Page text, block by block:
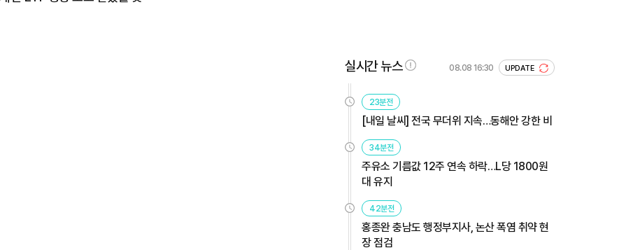
실시간 뉴스 08.08 16:30 UPDATE
23분전
[내일 날씨] 전국 무더위 지속…동해안 강한 비
34분전
주유소 기름값 12주 연속 하락…L당 1800원
대 유지
42분전
홍종완 충남도 행정부지사, 논산 폭염 취약 현
장 점검